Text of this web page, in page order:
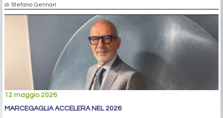
di Stefano Gennari
12 maggio 2026
MARCEGAGLIA ACCELERA NEL 2026